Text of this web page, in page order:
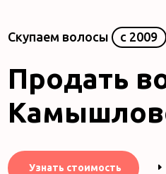
Скупаем волосы с 2009
Продать
Узнать стоимость